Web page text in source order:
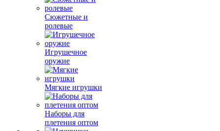
Сюжетные и
ролевые
Игрушечное
оружие
Мягкие игрушки
Наборы для
плетения оптом